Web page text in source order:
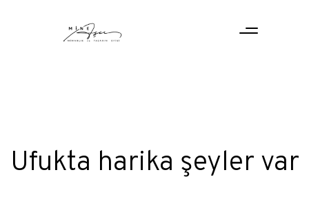
Ufukta harika şeyler var